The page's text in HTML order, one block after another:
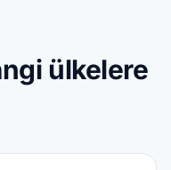
ülkelere